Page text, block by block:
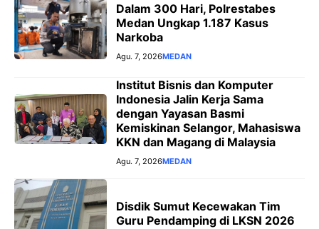
Dalam 300 Hari, Polrestabes
Medan Ungkap 1.187 Kasus
Narkoba
Agu. 7, 2026MEDAN
Institut Bisnis dan Komputer
Indonesia Jalin Kerja Sama
dengan Yayasan Basmi
Kemiskinan Selangor, Mahasiswa
KKN dan Magang di Malaysia
Agu. 7, 2026MEDAN
Disdik Sumut Kecewakan Tim
Guru Pendamping di LKSN 2026